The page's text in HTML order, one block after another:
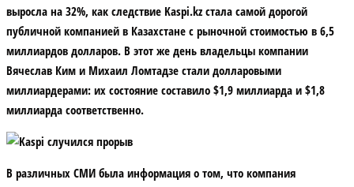
выросла на 32%, как следствие Kaspi.kz стала самой дорогой
публичной компанией в Казахстане с рыночной стоимостью в 6,5
миллиардов долларов. В этот же день владельцы компании
Вячеслав Ким и Михаил Ломтадзе стали долларовыми
миллиардерами: их состояние составило $1,9 миллиарда и $1,8
миллиарда соответственно.
В различных СМИ была информация о том, что компания